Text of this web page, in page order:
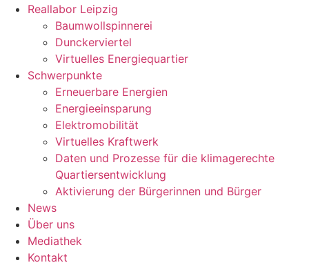
Reallabor Leipzig
Baumwollspinnerei
Dunckerviertel
Virtuelles Energiequartier
Schwerpunkte
Erneuerbare Energien
Energieeinsparung
Elektromobilität
Virtuelles Kraftwerk
Daten und Prozesse für die klimagerechte
Quartiersentwicklung
Aktivierung der Bürgerinnen und Bürger
News
Über uns
Mediathek
Kontakt